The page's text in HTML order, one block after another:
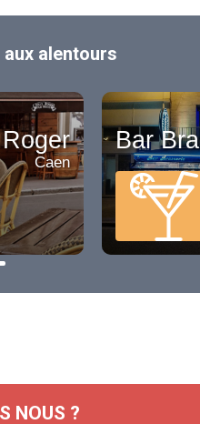
alentours
Caen
Bar
NOUS ?